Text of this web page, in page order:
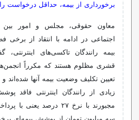
برخورداری از بیمه، حداقل درخواست
معاون حقوقی، مجلس و امور بین
اجتماعی در ادامه با انتقاد از برخی
بیمه رانندگان تاکسی‌های اینترنتی،
قشری مظلوم هستند که مکرراً
تعیین تکلیف وضعیت بیمه آنها شده‌اند
زیادی از رانندگان اینترنتی فاقد
مجبورند با نرخ ۲۷ درصد